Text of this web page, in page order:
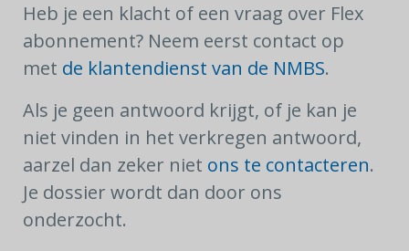
Heb je een klacht of een vraag over Flex
abonnement? Neem eerst contact op
met de klantendienst van de NMBS.
Als je geen antwoord krijgt, of je kan je
niet vinden in het verkregen antwoord,
aarzel dan zeker niet ons te contacteren.
Je dossier wordt dan door ons
onderzocht.